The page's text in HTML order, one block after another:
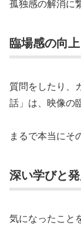
孤独感の解消に
臨場感の向上
質問をしたり、
話」は、映像の
まるで本当にそ
深い学びと
気になったこと